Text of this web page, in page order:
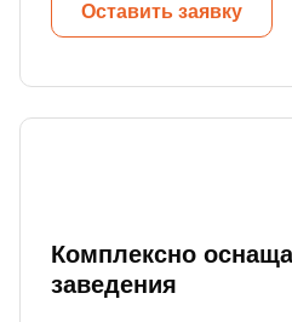
Оставить заявку
Комплексно
заведения